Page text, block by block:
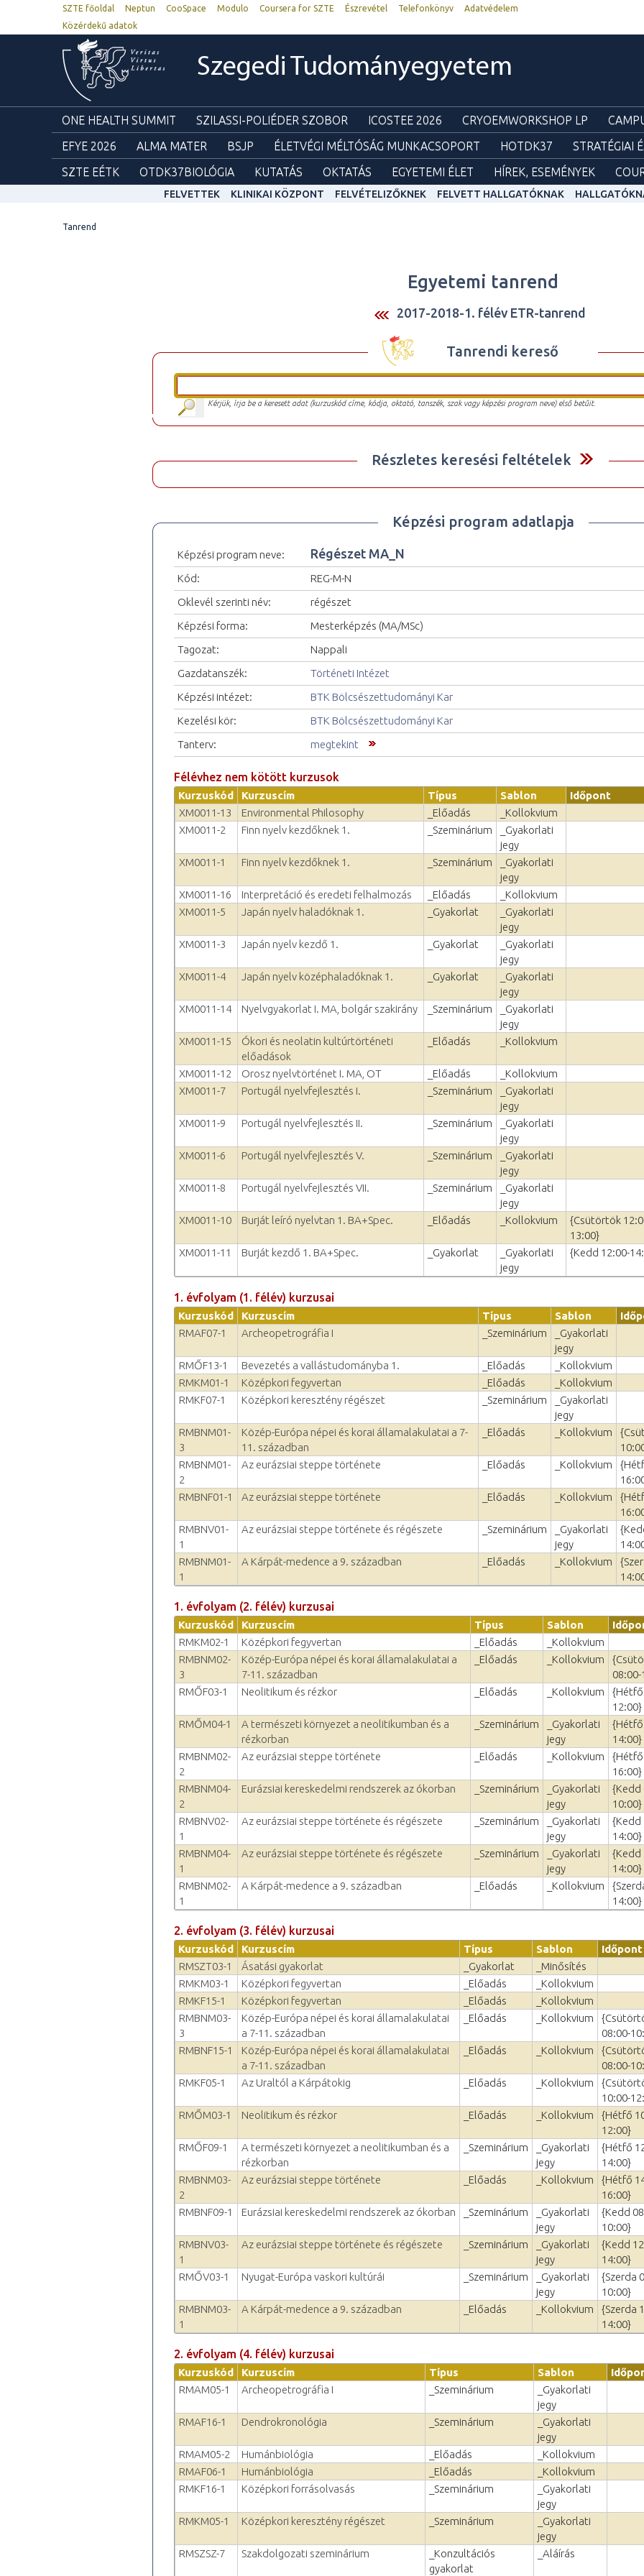
SZTE főoldal Neptun CooSpace Modulo Coursera for SZTE Észrevétel Telefonkönyv
Adatvédelem
Közérdekű adatok
Szegedi Tudományegyetem
ONE HEALTH SUMMIT SZILASSI-POLIÉDER SZOBOR ICOSTEE 2026 CRYOEMWORKSHOP LP
EFYE 2026
ALMA MATER BSJP ÉLETVÉGI MÉLTÓSÁG MUNKACSOPORT HOTDK37 STRATÉGIAI
SZTE EÉTK
OTDK37BIOLÓGIA KUTATÁS OKTATÁS EGYETEMI ÉLET HÍREK, ESEMÉNYEK
FELVETTEK KLINIKAI KÖZPONT FELVÉTELIZŐKNEK FELVETT HALLGATÓKNAK
Tanrend
Egyetemi tanrend
2017-2018-1. félév ETR-tanrend
Tanrendi kereső
Kérjük, írja be a keresett adat (kurzuskód címe, kódja, oktató, tanszék, szak vagy képzési program neve) első betűit.
Részletes keresési feltételek
Képzési program adatlapja
Képzési program neve: Régészet MA_N
Kód:
REG-M-N
Oklevél szerinti név:
régészet
Képzési forma:
Mesterképzés (MA/MSc)
Tagozat:
Nappali
Gazdatanszék:
Történeti Intézet
Képzési intézet:
BTK Bölcsészettudományi Kar
Kezelési kör:
BTK Bölcsészettudományi Kar
Tanterv:
megtekint
Félévhez nem kötött kurzusok
Kurzuskód Kurzuscím Típus Sablon Időpont
XM0011-13
Environmental Philosophy _Előadás
_Kollokvium
XM0011-2
Finn nyelv kezdőknek 1. _Szeminárium
_Gyakorlati
jegy
XM0011-1
Finn nyelv kezdőknek 1. _Szeminárium
_Gyakorlati
jegy
XM0011-16
Interpretáció és eredeti felhalmozás _Előadás
_Kollokvium
XM0011-5
Japán nyelv haladóknak 1. _Gyakorlat
_Gyakorlati
jegy
XM0011-3
Japán nyelv kezdő 1. _Gyakorlat
_Gyakorlati
jegy
XM0011-4
Japán nyelv középhaladóknak 1. _Gyakorlat
_Gyakorlati
jegy
XM0011-14
Nyelvgyakorlat I. MA, bolgár szakirány _Szeminárium
_Gyakorlati
jegy
XM0011-15
Ókori és neolatin kultúrtörténeti
előadások
_Előadás _Kollokvium
XM0011-12 Orosz nyelvtörténet I. MA, OT _Előadás
_Kollokvium
XM0011-7
Portugál nyelvfejlesztés I. _Szeminárium
_Gyakorlati
jegy
XM0011-9
Portugál nyelvfejlesztés II. _Szeminárium
_Gyakorlati
jegy
XM0011-6
Portugál nyelvfejlesztés V. _Szeminárium
_Gyakorlati
jegy
XM0011-8
Portugál nyelvfejlesztés VII. _Szeminárium
_Gyakorlati
jegy
XM0011-10
Burját leíró nyelvtan 1. BA+Spec. _Előadás _Kollokvium
{Csütörtök
13:00}
XM0011-11
Burját kezdő 1. BA+Spec. _Gyakorlat
_Gyakorlati
jegy
{Kedd 12:00-
1. évfolyam (1. félév) kurzusai
Kurzuskód Kurzuscím Típus Sablon
RMAF07-1
Archeopetrográfia I _Szeminárium
_Gyakorlati
jegy
RMŐF13-1
Bevezetés a vallástudományba 1. _Előadás
_Kollokvium
RMKM01-1
Középkori fegyvertan _Előadás
_Kollokvium
RMKF07-1
Középkori keresztény régészet _Szeminárium
_Gyakorlati
jegy
RMBNM01-
3
Közép-Európa népei és korai államalakulatai a 7-
11. században
_Előadás _Kollokvium
RMBNM01-
2
Az eurázsiai steppe története _Előadás _Kollokvium
RMBNF01-1 Az eurázsiai steppe története _Előadás _Kollokvium
RMBNV01-
1
Az eurázsiai steppe története és régészete _Szeminárium
_Gyakorlati
jegy
RMBNM01-
1
A Kárpát-medence a 9. században _Előadás _Kollokvium
1. évfolyam (2. félév) kurzusai
Kurzuskód Kurzuscím Típus Sablon
RMKM02-1
Középkori fegyvertan _Előadás
_Kollokvium
RMBNM02-
3
Közép-Európa népei és korai államalakulatai a
7-11. században
_Előadás _Kollokvium
RMŐF03-1 Neolitikum és rézkor _Előadás _Kollokvium
{Hétfő
12:00}
RMŐM04-1
A természeti környezet a neolitikumban és a
rézkorban
_Szeminárium
_Gyakorlati
jegy
{Hétfő
14:00}
RMBNM02-
2
Az eurázsiai steppe története _Előadás _Kollokvium
{Hétfő
16:00}
RMBNM04-
2
Eurázsiai kereskedelmi rendszerek az ókorban _Szeminárium
_Gyakorlati
jegy
{Kedd
10:00}
RMBNV02-
1
Az eurázsiai steppe története és régészete _Szeminárium
_Gyakorlati
jegy
{Kedd
14:00}
RMBNM04-
1
Az eurázsiai steppe története és régészete _Szeminárium
_Gyakorlati
jegy
{Kedd
14:00}
RMBNM02-
1
A Kárpát-medence a 9. században _Előadás _Kollokvium
14:00}
2. évfolyam (3. félév) kurzusai
Kurzuskód Kurzuscím Típus Sablon Időpont
RMSZT03-1
Ásatási gyakorlat _Gyakorlat
_Minősítés
RMKM03-1
Középkori fegyvertan _Előadás
_Kollokvium
RMKF15-1
Középkori fegyvertan _Előadás
_Kollokvium
RMBNM03-
3
Közép-Európa népei és korai államalakulatai
a 7-11. században
_Előadás _Kollokvium
08:00-
RMBNF15-1
Közép-Európa népei és korai államalakulatai
a 7-11. században
_Előadás _Kollokvium
08:00-
RMKF05-1 Az Uraltól a Kárpátokig _Előadás _Kollokvium
10:00-
RMŐM03-1
Neolitikum és rézkor _Előadás _Kollokvium
{Hétfő
12:00}
RMŐF09-1
A természeti környezet a neolitikumban és a
rézkorban
_Szeminárium
_Gyakorlati
jegy
{Hétfő
14:00}
RMBNM03-
2
Az eurázsiai steppe története _Előadás _Kollokvium
{Hétfő
16:00}
RMBNF09-1 Eurázsiai kereskedelmi rendszerek az ókorban _Szeminárium
_Gyakorlati
jegy
{Kedd
10:00}
RMBNV03-
1
Az eurázsiai steppe története és régészete _Szeminárium
_Gyakorlati
jegy
{Kedd
14:00}
RMŐV03-1 Nyugat-Európa vaskori kultúrái _Szeminárium
_Gyakorlati
jegy
{Szerda
10:00}
RMBNM03-
1
A Kárpát-medence a 9. században _Előadás _Kollokvium
{Szerda
14:00}
2. évfolyam (4. félév) kurzusai
Kurzuskód Kurzuscím Típus Sablon
RMAM05-1
Archeopetrográfia I _Szeminárium
_Gyakorlati
jegy
RMAF16-1
Dendrokronológia _Szeminárium
_Gyakorlati
jegy
RMAM05-2
Humánbiológia _Előadás
_Kollokvium
RMAF06-1
Humánbiológia _Előadás
_Kollokvium
RMKF16-1
Középkori forrásolvasás _Szeminárium
_Gyakorlati
jegy
RMKM05-1
Középkori keresztény régészet _Szeminárium
_Gyakorlati
jegy
RMSZSZ-7
Szakdolgozati szeminárium
_Konzultációs
gyakorlat
_Aláírás